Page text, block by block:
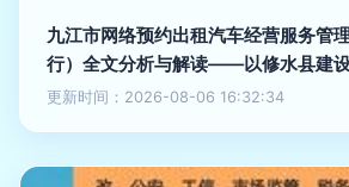
九江市网络预约出租汽车经营服务管
行）全文分析与解读——以修水县建
更新时间：2026-08-06 16:32:34